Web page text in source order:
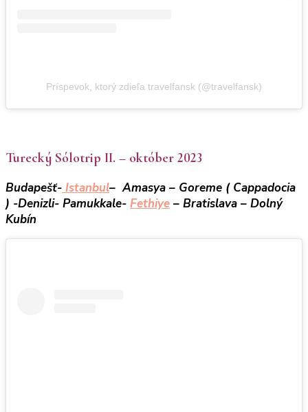
Príspevok, ktorý zdieľa travelfansk (@travelfansk)
Turecký Sólotrip II. – október 2023
Budapešť- Istanbul– Amasya – Goreme ( Cappadocia
) -Denizli- Pamukkale- Fethiye – Bratislava – Dolný
Kubín